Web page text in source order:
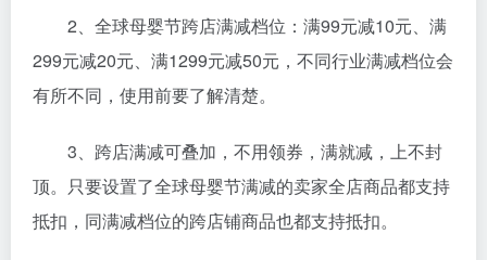
2、全球母婴节跨店满减档位：满99元减10元、满
299元减20元、满1299元减50元，不同行业满减档位会
有所不同，使用前要了解清楚。
3、跨店满减可叠加，不用领券，满就减，上不封
顶。只要设置了全球母婴节满减的卖家全店商品都支持
抵扣，同满减档位的跨店铺商品也都支持抵扣。